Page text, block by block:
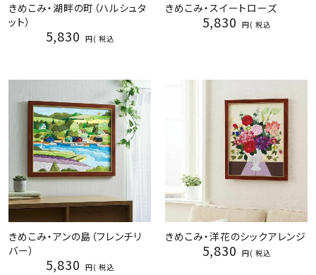
きめこみ・湖畔の町（ハルシュタ
ット）
5,830 税込
きめこみ・スイートローズ
5,830 税込
きめこみ・アンの島（フレンチリ
バー）
5,830 税込
きめこみ・洋花のシックアレンジ
5,830 税込